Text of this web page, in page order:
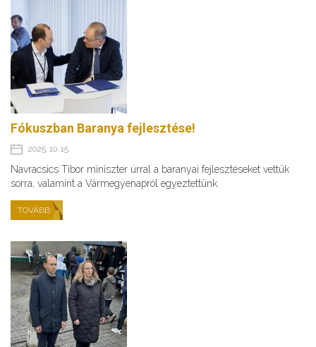
Fókuszban Baranya fejlesztése!
2025. 10. 15.
Navracsics Tibor miniszter úrral a baranyai fejlesztéseket vettük
sorra, valamint a Vármegyenapról egyeztettünk.
TOVÁBB